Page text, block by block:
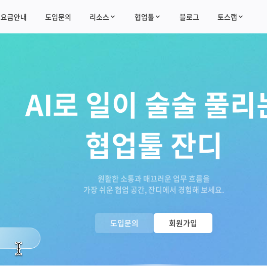
요금안내 도입문의 리소스 협업툴 블로그 토스랩
AI로 일이 술술 풀리
협업툴 잔디
원활한 소통과 매끄러운 업무 흐름을
가장 쉬운 협업 공간, 잔디에서 경험해 보세요.
도입문의 회원가입